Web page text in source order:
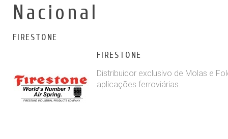
Nacional
FIRESTONE
FIRESTONE
Distribuidor exclusivo de Molas e
aplicações ferroviárias.